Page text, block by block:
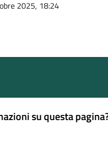
2025, 18:24
su questa